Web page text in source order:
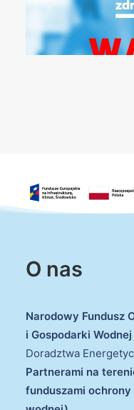
O nas
Narodowy Fundusz
i Gospodarki
Doradztwa
Partnerami na
funduszami